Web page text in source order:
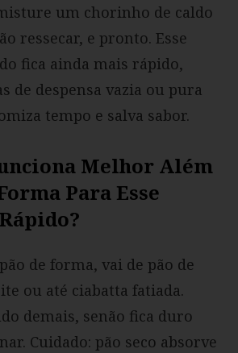
um chorinho de caldo
ressecar, e pronto. Esse
fica ainda mais rápido,
de despensa vazia ou pura
tempo e salva sabor.
Melhor Além
Para Esse
de forma, vai de pão de
ou até ciabatta fatiada.
demais, senão fica duro
Cuidado: pão seco absorve